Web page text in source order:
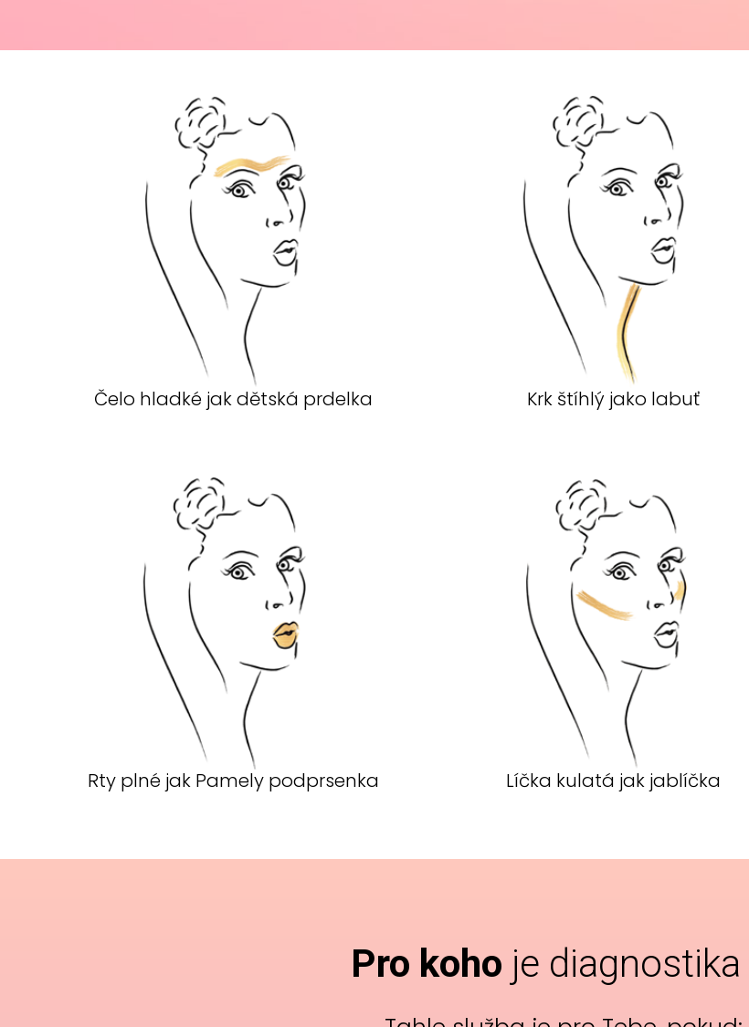
Čelo hladké jak dětská prdelka Krk štíhlý jako labuť
Rty plné jak Pamely podprsenka Líčka kulatá jak jablíčka
Pro koho je diagnostika